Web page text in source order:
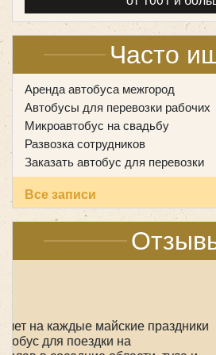
Часто
Аренда автобуса межгород
Автобусы для перевозки рабочих
Микроавтобус на свадьбу
Развозка сотрудников
Заказать автобус для перевозки
Все записи
Мы прихожане от Храма всех
Российской просиявших,
Цена от:2500